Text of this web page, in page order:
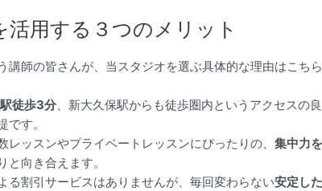
用する３つのメリット
師の皆さんが、当スタジオを選ぶ具体的な理由はこちら
徒歩3分 、新大久保駅からも徒歩圏内というアクセスの
す。
レッスンやプライベートレッスンにぴったりの、 集中力
向き合えます。
る割引サービスはありませんが、毎回変わらない安定し